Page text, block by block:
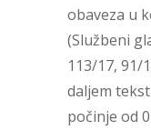
obaveza u
(Službeni
113/17, 91/
daljem
počinje od